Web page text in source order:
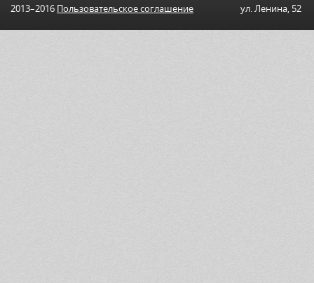
2013–2016 Пользовательскоe соглашениe
ул. Ленина, 52